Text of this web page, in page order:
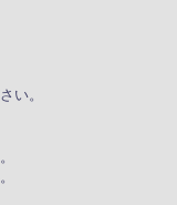
い。